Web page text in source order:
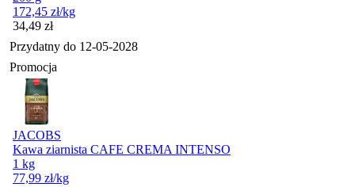
172,45 zł/kg
Cena
34,49 zł
Przydatny do 12-05-2028
Promocja
JACOBS
Kawa ziarnista CAFE CREMA INTENSO
1 kg
77,99 zł/kg